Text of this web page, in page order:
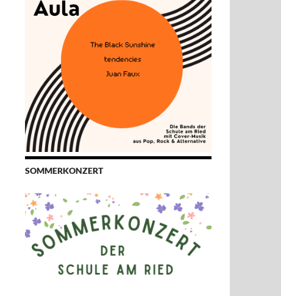
SOMMERKONZERT